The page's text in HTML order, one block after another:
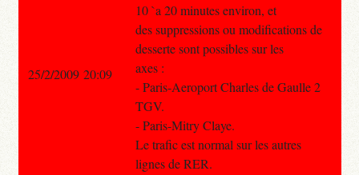
10 `a 20 minutes environ, et
des suppressions ou modifications de
desserte sont possibles sur les
axes :
- Paris-Aeroport Charles de Gaulle 2
TGV.
- Paris-Mitry Claye.
Le trafic est normal sur les autres
lignes de RER.
25/2/2009 20:09